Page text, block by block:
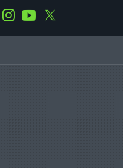
TelegramInstagramYoutube